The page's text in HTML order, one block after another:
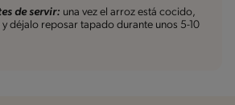
de servir: una vez el arroz está cocido,
déjalo reposar tapado durante unos 5-10